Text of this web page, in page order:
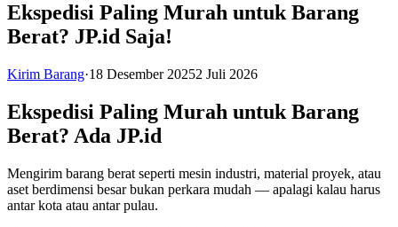
Ekspedisi Paling Murah untuk Barang
Berat? JP.id Saja!
Kirim Barang·18 Desember 20252 Juli 2026
Ekspedisi Paling Murah untuk Barang
Berat? Ada JP.id
Mengirim barang berat seperti mesin industri, material proyek, atau
aset berdimensi besar bukan perkara mudah — apalagi kalau harus
antar kota atau antar pulau.